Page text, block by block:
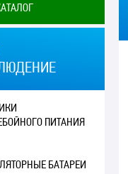
ПИТАНИЯ
БАТАРЕИ